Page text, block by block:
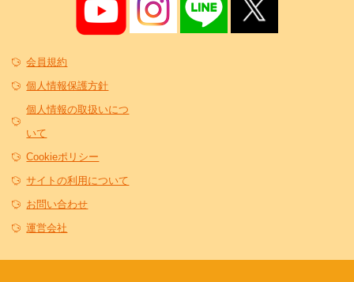
会員規約
個人情報保護方針
個人情報の取扱いにつ
いて
Cookieポリシー
サイトの利用について
お問い合わせ
運営会社